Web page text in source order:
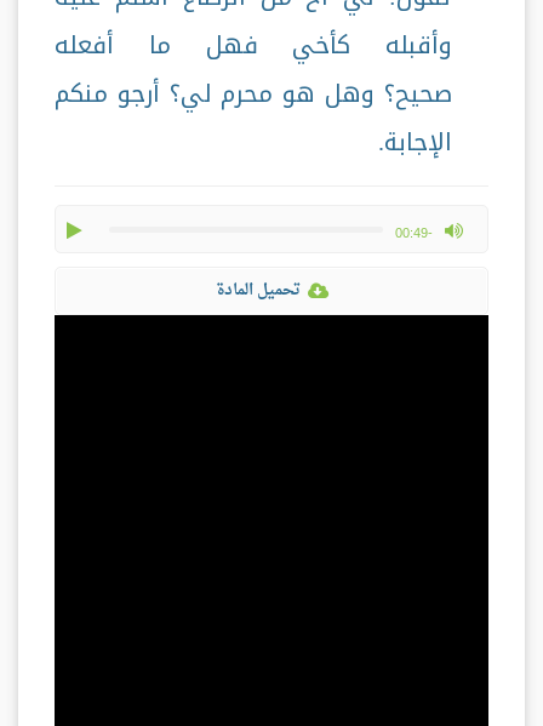
وأقبله كأخي فهل ما أفعله
صحيح؟ وهل هو محرم لي؟ أرجو منكم
الإجابة.
-00:49
max volume
تحميل المادة